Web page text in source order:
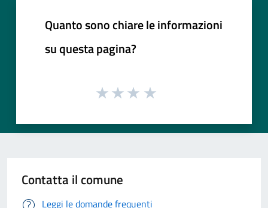
Quanto sono chiare le informazioni
su questa pagina?
Contatta il comune
Leggi le domande frequenti